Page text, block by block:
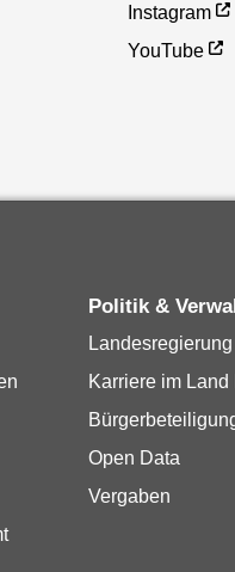
Instagram
YouTube
Politik &
Landesregierung
Karriere im Land
Open Data
Vergaben